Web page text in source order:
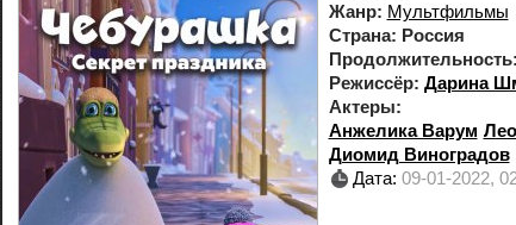
Жанр: Мультфильмы
Страна: Россия
Продолжительность:
Режиссёр: Дарина
Актеры:
Анжелика Варум
Диомид Виноградов
Дата: 09-01-2022,